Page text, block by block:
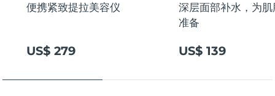
便携紧致提拉美容仪
US$ 279
深层面部补水，为
准备
US$ 139